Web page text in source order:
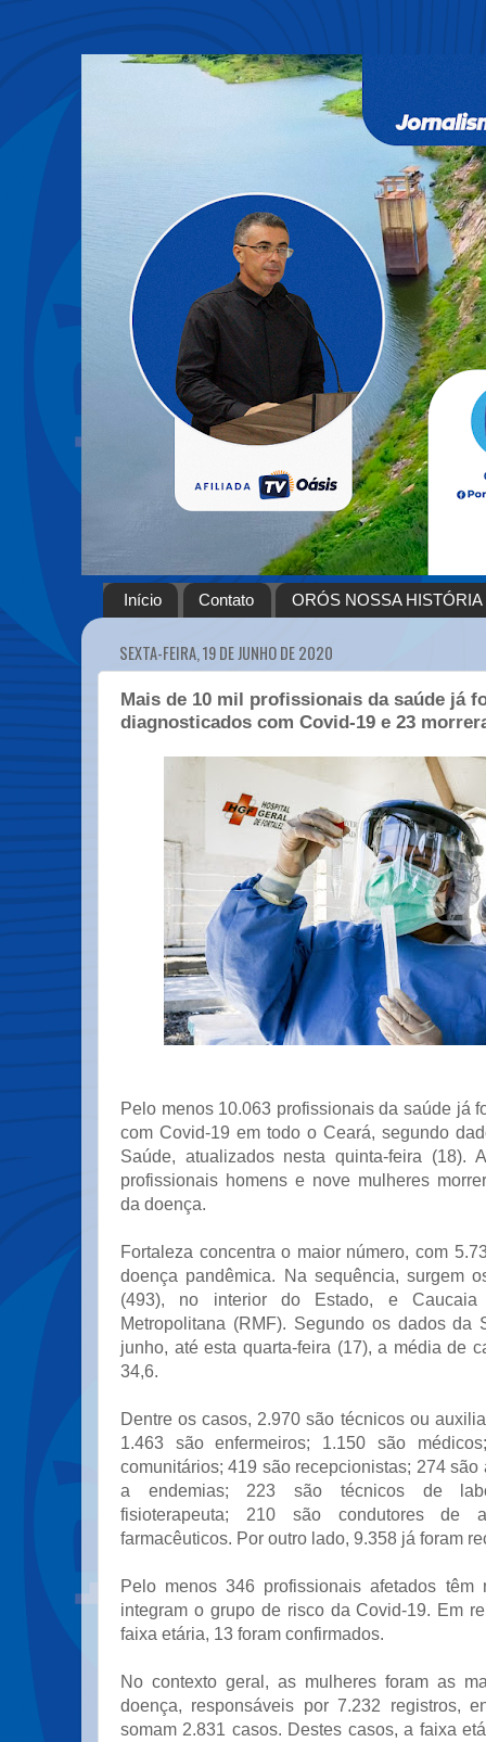
Início Contato ORÓS NOSSA HISTÓRIA
SEXTA-FEIRA, 19 DE JUNHO DE 2020
Mais de 10 mil profissionais da saúde já
diagnosticados com Covid-19 e 23
Pelo menos 10.063 profissionais da saúde já
com Covid-19 em todo o Ceará, segundo
Saúde, atualizados nesta quinta-feira (18).
profissionais homens e nove mulheres
da doença.
Fortaleza concentra o maior número, com
doença pandêmica. Na sequência, surgem
(493), no interior do Estado, e
Metropolitana (RMF). Segundo os dados da
junho, até esta quarta-feira (17), a média de
34,6.
Dentre os casos, 2.970 são técnicos ou
1.463 são enfermeiros; 1.150 são
comunitários; 419 são recepcionistas; 274 são
a endemias; 223 são técnicos de
fisioterapeuta; 210 são condutores de
farmacêuticos. Por outro lado, 9.358 já foram
Pelo menos 346 profissionais afetados
integram o grupo de risco da Covid-19. Em
faixa etária, 13 foram confirmados.
No contexto geral, as mulheres foram as
doença, responsáveis por 7.232 registros,
somam 2.831 casos. Destes casos, a faixa